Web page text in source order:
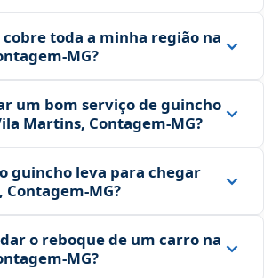
toda a minha região na
um bom serviço de guincho
Martins, Contagem‑MG?
guincho leva para chegar
o reboque de um carro na